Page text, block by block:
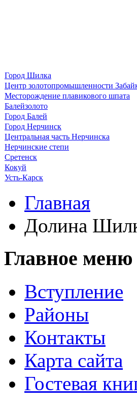
Город Шилка
Центр золотопромышленности
Месторождение плавикового шпата
Балейзолото
Город Балей
Город Нерчинск
Центральная часть Нерчинска
Нерчинские степи
Сретенск
Кокуй
Усть-Карск
Главная
Долина
Главное меню
Вступление
Районы
Контакты
Карта сайта
Гостевая